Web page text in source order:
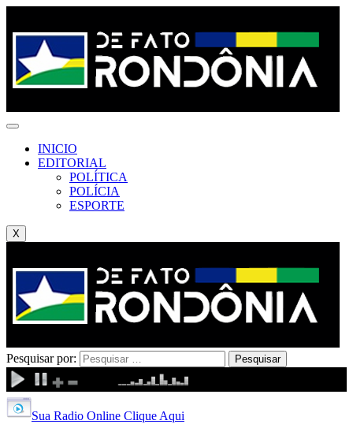
INICIO
EDITORIAL
POLÍTICA
POLÍCIA
ESPORTE
X
Pesquisar por:
Sua Radio Online Clique Aqui